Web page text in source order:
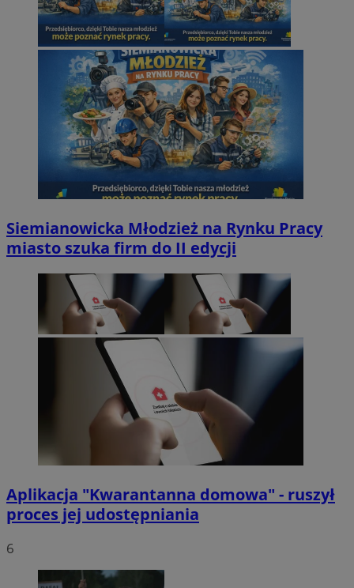
Siemianowicka Młodzież na Rynku Pracy
miasto szuka firm do II edycji
Aplikacja "Kwarantanna domowa" - ruszył
proces jej udostępniania
6